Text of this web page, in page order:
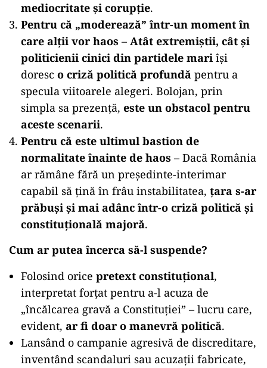
mediocritate și corupție.
Pentru că „moderează” într-un moment în
care alții vor haos – Atât extremiștii, cât și
politicienii cinici din partidele mari își
doresc o criză politică profundă pentru a
specula viitoarele alegeri. Bolojan, prin
simpla sa prezență, este un obstacol pentru
aceste scenarii.
Pentru că este ultimul bastion de
normalitate înainte de haos – Dacă România
ar rămâne fără un președinte-interimar
capabil să țină în frâu instabilitatea, țara s-ar
prăbuși și mai adânc într-o criză politică și
constituțională majoră.
Cum ar putea încerca să-l suspende?
Folosind orice pretext constituțional,
interpretat forțat pentru a-l acuza de
„încălcarea gravă a Constituției” – lucru care,
evident, ar fi doar o manevră politică.
Lansând o campanie agresivă de discreditare,
inventând scandaluri sau acuzații fabricate,